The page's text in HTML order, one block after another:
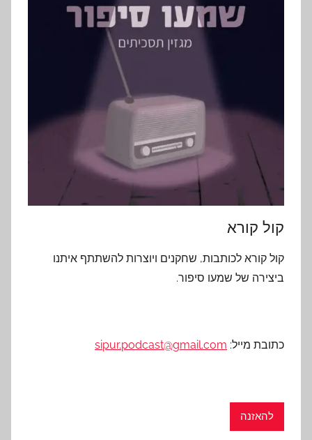
קול קורא
קול קורא לכותבות, שחקנים ויוצרות להשתתף איתנו
ביצירה של שמעו סיפור.
כתובת מייל: sipur.podcast@gmail.com
להאזנה